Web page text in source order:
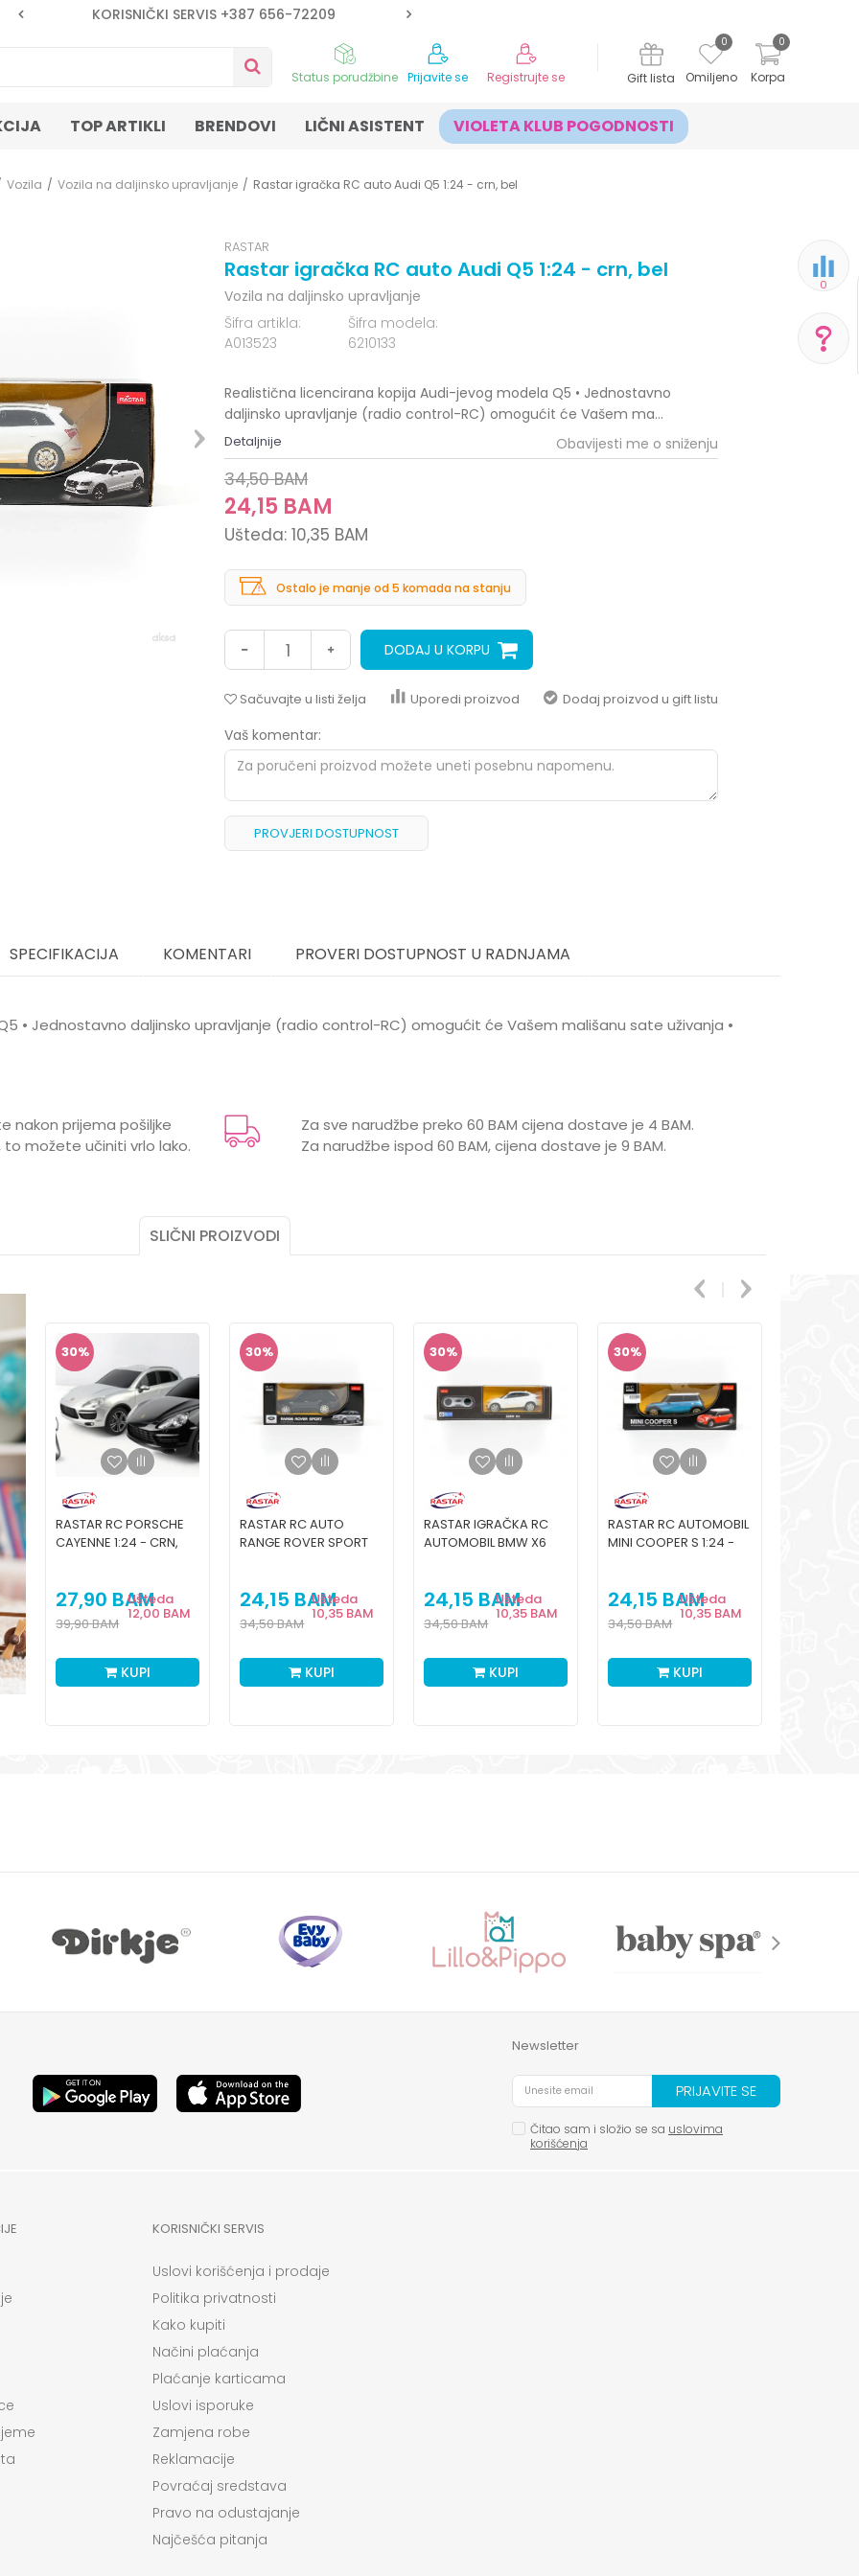
KORISNIČKI SERVIS +387 656-72209
Korpa
0
Omiljeno
0
Gift lista
Prijavite se Registrujte se
Status porudžbine
TOP ARTIKLI BRENDOVI LIČNI ASISTENT VIOLETA KLUB POGODNOSTI
0
Vozila Vozila na daljinsko upravljanje Rastar igračka RC auto Audi Q5 1:24 - crn, bel
RASTAR
Rastar igračka RC auto Audi Q5 1:24 - crn, bel
Vozila na daljinsko upravljanje
Šifra artikla:
A013523
Šifra modela:
6210133
Realistična licencirana kopija Audi-jevog modela Q5 • Jednostavno
daljinsko upravljanje (radio control-RC) omogućit će Vašem ma...
Detaljnije
34,50 BAM
24,15 BAM
Ušteda: 10,35 BAM
Obavijesti me o sniženju
Ostalo je manje od 5 komada na stanju
DODAJ U KORPU
Sačuvajte u listi želja Uporedi proizvod Dodaj proizvod u gift listu
Vaš komentar:
PROVJERI DOSTUPNOST
POMOĆ PRI KUPOVINI
pomoć i porudžbine
+387 656-72209
SPECIFIKACIJA KOMENTARI PROVERI DOSTUPNOST U RADNJAMA
• Jednostavno daljinsko upravljanje (radio control-RC) omogućit će Vašem mališanu sate uživanja •
RASTAR
NA BATERIJE
MUŠKI
DECA
nakon prijema pošiljke
možete učiniti vrlo lako.
Za sve narudžbe preko 60 BAM cijena dostave je 4 BAM.
Za narudžbe ispod 60 BAM, cijena dostave je 9 BAM.
SLIČNI PROIZVODI
30%
RASTAR RC PORSCHE
CAYENNE 1:24 - CRN,
27,90 BAM
Ušteda
12,00 BAM
39,90BAM
KUPI
30%
RASTAR RC AUTO
RANGE ROVER SPORT
24,15 BAM
Ušteda
10,35 BAM
34,50BAM
KUPI
30%
RASTAR IGRAČKA RC
AUTOMOBIL BMW X6
24,15 BAM
Ušteda
10,35 BAM
34,50BAM
KUPI
30%
RASTAR RC AUTOMOBIL
MINI COOPER S 1:24 -
24,15 BAM
Ušteda
10,35 BAM
34,50BAM
KUPI
Newsletter
PRIJAVITE SE
Čitao sam i složio se sa uslovima
korišćenja
KORISNIČKI SERVIS
Uslovi korišćenja i prodaje
Politika privatnosti
Kako kupiti
Načini plaćanja
Plaćanje karticama
Uslovi isporuke
Zamjena robe
Reklamacije
Povraćaj sredstava
Pravo na odustajanje
Najčešća pitanja